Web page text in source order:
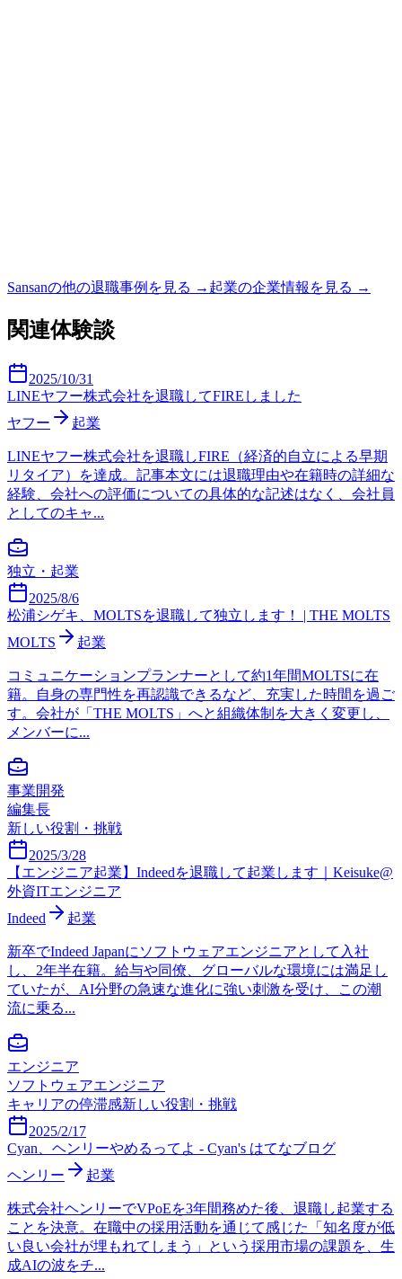
Sansanの他の退職事例を見る → 起業の企業情報を見る →
関連体験談
2025/10/31
LINEヤフー株式会社を退職してFIREしました
ヤフー
起業
LINEヤフー株式会社を退職しFIRE（経済的自立による早期
リタイア）を達成。記事本文には退職理由や在籍時の詳細な
経験、会社への評価についての具体的な記述はなく、会社員
としてのキャ...
独立・起業
2025/8/6
松浦シゲキ、MOLTSを退職して独立します！ | THE MOLTS
MOLTS
起業
コミュニケーションプランナーとして約1年間MOLTSに在
籍。自身の専門性を再認識できるなど、充実した時間を過ご
す。会社が「THE MOLTS」へと組織体制を大きく変更し、
メンバーに...
事業開発
編集長
新しい役割・挑戦
2025/3/28
【エンジニア起業】Indeedを退職して起業します｜Keisuke@
外資ITエンジニア
Indeed
起業
新卒でIndeed Japanにソフトウェアエンジニアとして入社
し、2年半在籍。給与や同僚、グローバルな環境には満足し
ていたが、AI分野の急速な進化に強い刺激を受け、この潮
流に乗る...
エンジニア
ソフトウェアエンジニア
キャリアの停滞感新しい役割・挑戦
2025/2/17
Cyan、ヘンリーやめるってよ - Cyan's はてなブログ
ヘンリー
起業
株式会社ヘンリーでVPoEを3年間務めた後、退職し起業する
ことを決意。在職中の採用活動を通じて感じた「知名度が低
い良い会社が埋もれてしまう」という採用市場の課題を、生
成AIの波をチ...